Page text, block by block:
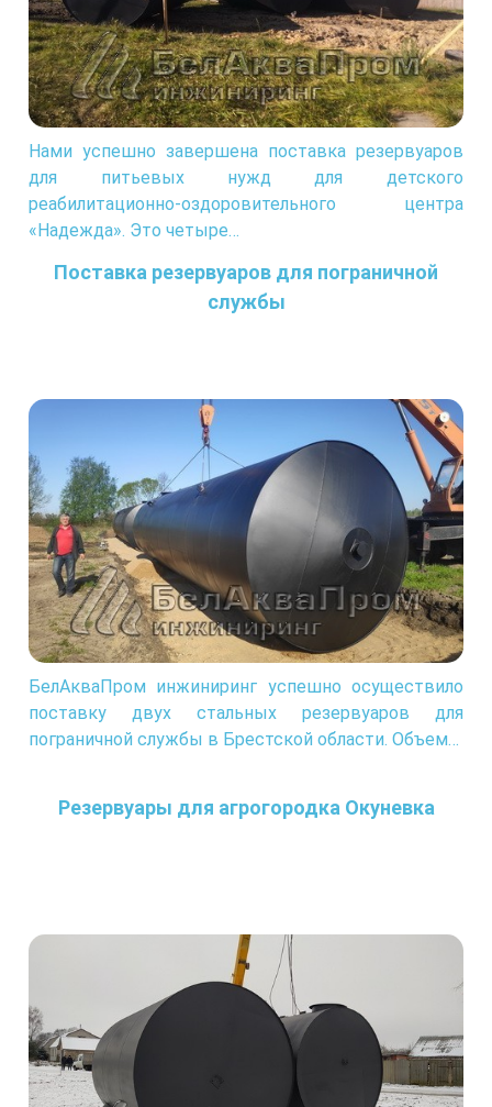
Нами успешно завершена поставка резервуаров
для питьевых нужд для детского
реабилитационно-оздоровительного центра
«Надежда». Это четыре…
Поставка резервуаров для пограничной
службы
БелАкваПром инжиниринг успешно осуществило
поставку двух стальных резервуаров для
пограничной службы в Брестской области. Объем…
Резервуары для агрогородка Окуневка